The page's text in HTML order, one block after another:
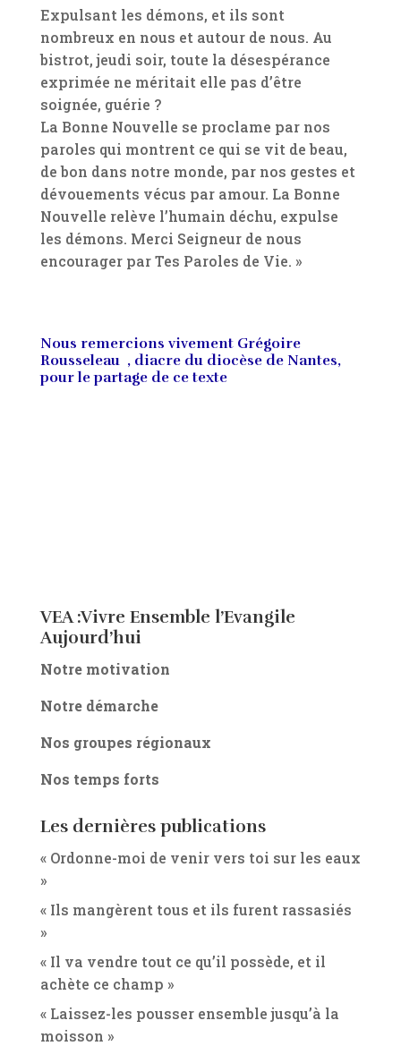
Expulsant les démons, et ils sont
nombreux en nous et autour de nous. Au
bistrot, jeudi soir, toute la désespérance
exprimée ne méritait elle pas d’être
soignée, guérie ?
La Bonne Nouvelle se proclame par nos
paroles qui montrent ce qui se vit de beau,
de bon dans notre monde, par nos gestes et
dévouements vécus par amour. La Bonne
Nouvelle relève l’humain déchu, expulse
les démons. Merci Seigneur de nous
encourager par Tes Paroles de Vie. »
Nous remercions vivement Grégoire
Rousseleau , diacre du diocèse de Nantes,
pour le partage de ce texte
VEA :Vivre Ensemble l’Evangile
Aujourd’hui
Notre motivation
Notre démarche
Nos groupes régionaux
Nos temps forts
Les dernières publications
« Ordonne-moi de venir vers toi sur les eaux
»
« Ils mangèrent tous et ils furent rassasiés
»
« Il va vendre tout ce qu’il possède, et il
achète ce champ »
« Laissez-les pousser ensemble jusqu’à la
moisson »